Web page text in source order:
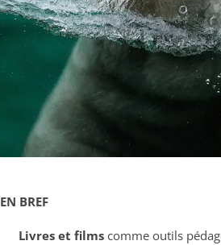
EN BREF
Livres et filmscomme outils